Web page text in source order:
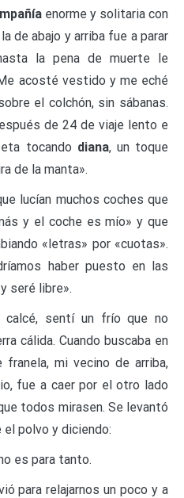
enorme y solitaria con
de abajo y arriba fue a parar
la pena de muerte le
acosté vestido y me eché
el colchón, sin sábanas.
de 24 de viaje lento e
tocando diana, un toque
de la manta».
lucían muchos coches que
y el coche es mío» y que
«letras» por «cuotas».
haber puesto en las
seré libre».
sentí un frío que no
cálida. Cuando buscaba en
mi vecino de arriba,
fue a caer por el otro lado
todos mirasen. Se levantó
polvo y diciendo:
es para tanto.
para relajarnos un poco y a